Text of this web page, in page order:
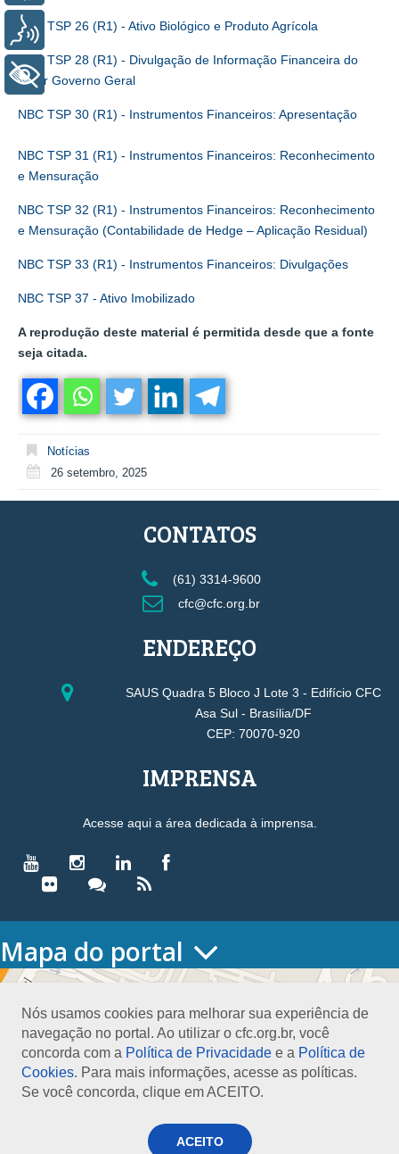
NBC TSP 26 (R1) - Ativo Biológico e Produto Agrícola
NBC TSP 28 (R1) - Divulgação de Informação Financeira do
Setor Governo Geral
NBC TSP 30 (R1) - Instrumentos Financeiros: Apresentação
NBC TSP 31 (R1) - Instrumentos Financeiros: Reconhecimento
e Mensuração
NBC TSP 32 (R1) - Instrumentos Financeiros: Reconhecimento
e Mensuração (Contabilidade de Hedge – Aplicação Residual)
NBC TSP 33 (R1) - Instrumentos Financeiros: Divulgações
NBC TSP 37 - Ativo Imobilizado
A reprodução deste material é permitida desde que a fonte
seja citada.
Notícias
26 setembro, 2025
Nós usamos cookies para melhorar sua experiência de
navegação no portal. Ao utilizar o cfc.org.br, você
concorda com a Política de Privacidade e a Política de
Cookies. Para mais informações, acesse as políticas.
Se você concorda, clique em ACEITO.
ACEITO
CONTATOS
(61) 3314-9600
cfc@cfc.org.br
ENDEREÇO
SAUS Quadra 5 Bloco J Lote 3 - Edifício CFC
Asa Sul - Brasília/DF
CEP: 70070-920
IMPRENSA
Acesse aqui a área dedicada à imprensa.
Mapa do portal
HOME
Conselho Diretor
Nossa Sede
Planejamento
Organograma
Medalha João Lyra
Voz
+ Acessibilidade